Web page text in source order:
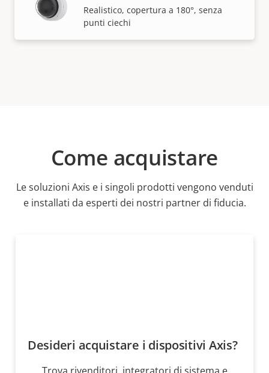
Realistico, copertura a 180°, senza
punti ciechi
Come acquistare
Le soluzioni Axis e i singoli prodotti vengono venduti
e installati da esperti dei nostri partner di fiducia.
Desideri acquistare i dispositivi Axis?